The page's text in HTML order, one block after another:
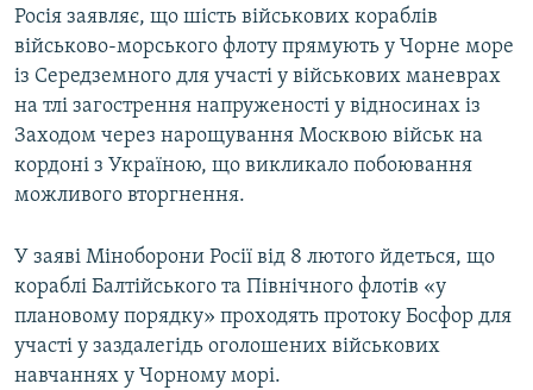
Росія заявляє, що шість військових кораблів
військово-морського флоту прямують у Чорне море
із Середземного для участі у військових маневрах
на тлі загострення напруженості у відносинах із
Заходом через нарощування Москвою військ на
кордоні з Україною, що викликало побоювання
можливого вторгнення.
У заяві Міноборони Росії від 8 лютого йдеться, що
кораблі Балтійського та Північного флотів «у
плановому порядку» проходять протоку Босфор для
участі у заздалегідь оголошених військових
навчаннях у Чорному морі.